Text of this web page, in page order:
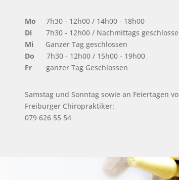
Mo 7h30 - 12h00 / 14h00 - 18h00
Di 7h30 - 12h00 / Nachmittags
Mi Ganzer Tag geschlossen
Do 7h30 - 12h00 / 15h00 - 19h00
Frganzer Tag Geschlossen
Samstag und Sonntag sowie an Feiertagen
Freiburger Chiropraktiker:
079 626 55 54